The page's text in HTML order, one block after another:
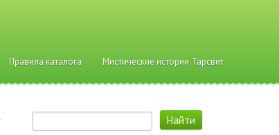
Правила каталога Мистические истории Тарсвит